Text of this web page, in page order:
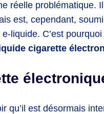
réelle problématique.
est, cependant,
liquide. C’est
cigarette
qu’il est désormais